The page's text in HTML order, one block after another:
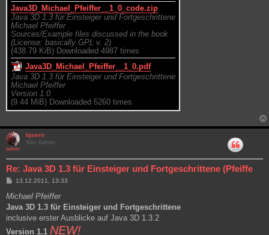
Java3D_Michael_Pfeiffer__1_0_code.zip
Java 3D 1.3 für Einsteiger und Fortgeschrittene
Michael Pfeiffer
Sources/Example files discussed in the book
(License: basically GPL v. 2)
(438.79 KiB) Downloaded 4987 times
Java3D_Michael_Pfeiffer__1_0.pdf
Java 3D 1.3 für Einsteiger und Fortgeschrittene
Michael Pfeiffer
Version 1.0
(9.44 MiB) Downloaded 5260 times
bjoern
Site Admin
Re: Java 3D 1.3 für Einsteiger und Fortgeschrittene (Pfeiffe
P
s
13.12.2011, 13:33
Michael Pfeiffer
Java 3D 1.3 für Einsteiger und Fortgeschrittene
inclusive erster Ausblicke auf Java 3D 1.3.2
Version 1.1 NEW!